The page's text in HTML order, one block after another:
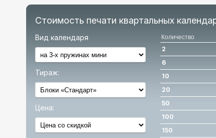
Стоимость печати квартальных
Вид календаря
Тираж:
Цена:
Количество
2
6
10
20
50
100
150